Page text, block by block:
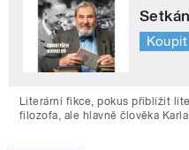
Koupit
Literární fikce, pokus přiblížit
filozofa, ale hlavně člověka